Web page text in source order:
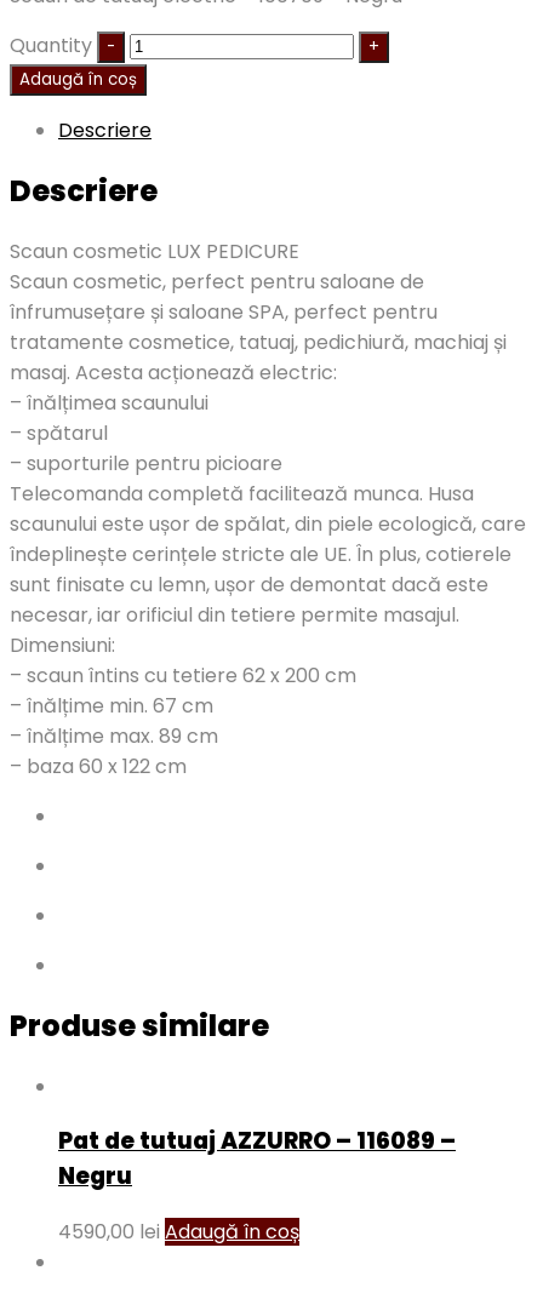
Quantity
Adaugă în coș
Descriere
Descriere
Scaun cosmetic LUX PEDICURE
Scaun cosmetic, perfect pentru saloane de
înfrumusețare și saloane SPA, perfect pentru
tratamente cosmetice, tatuaj, pedichiură, machiaj și
masaj. Acesta acționează electric:
– înălțimea scaunului
– spătarul
– suporturile pentru picioare
Telecomanda completă facilitează munca. Husa
scaunului este ușor de spălat, din piele ecologică, care
îndeplinește cerințele stricte ale UE. În plus, cotierele
sunt finisate cu lemn, ușor de demontat dacă este
necesar, iar orificiul din tetiere permite masajul.
Dimensiuni:
– scaun întins cu tetiere 62 x 200 cm
– înălțime min. 67 cm
– înălțime max. 89 cm
– baza 60 x 122 cm
Produse similare
Pat de tutuaj AZZURRO – 116089 –
Negru
4590,00 lei Adaugă în coș